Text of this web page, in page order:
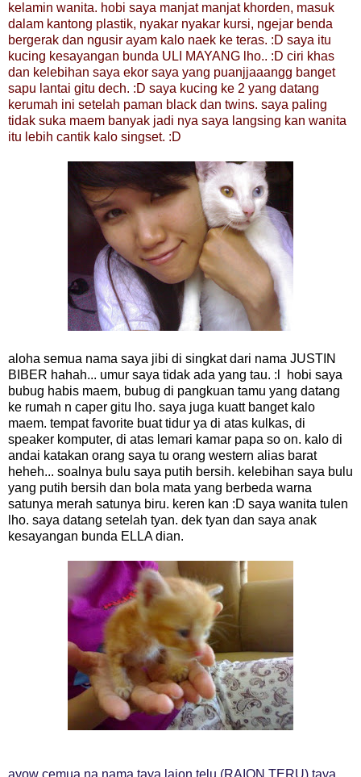
kelamin wanita. hobi saya manjat manjat khorden, masuk
dalam kantong plastik, nyakar nyakar kursi, ngejar benda
bergerak dan ngusir ayam kalo naek ke teras. :D saya itu
kucing kesayangan bunda ULI MAYANG lho.. :D ciri khas
dan kelebihan saya ekor saya yang puanjjaaangg banget
sapu lantai gitu dech. :D saya kucing ke 2 yang datang
kerumah ini setelah paman black dan twins. saya paling
tidak suka maem banyak jadi nya saya langsing kan wanita
itu lebih cantik kalo singset. :D
aloha semua nama saya jibi di singkat dari nama JUSTIN
BIBER hahah... umur saya tidak ada yang tau. :l hobi saya
bubug habis maem, bubug di pangkuan tamu yang datang
ke rumah n caper gitu lho. saya juga kuatt banget kalo
maem. tempat favorite buat tidur ya di atas kulkas, di
speaker komputer, di atas lemari kamar papa so on. kalo di
andai katakan orang saya tu orang western alias barat
heheh... soalnya bulu saya putih bersih. kelebihan saya bulu
yang putih bersih dan bola mata yang berbeda warna
satunya merah satunya biru. keren kan :D saya wanita tulen
lho. saya datang setelah tyan. dek tyan dan saya anak
kesayangan bunda ELLA dian.